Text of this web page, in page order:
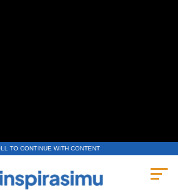
TO CONTINUE WITH CONTENT